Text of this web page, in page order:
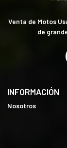
Venta de Motos
de
INFORMACIÓN
Nosotros